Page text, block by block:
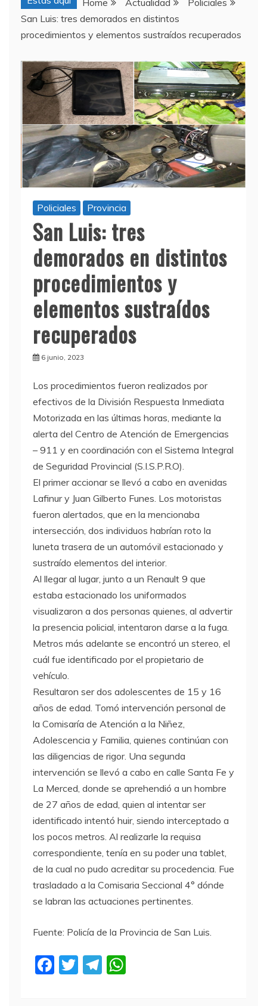
Home Actualidad
Policiales
San Luis: tres demorados en distintos
procedimientos y elementos sustraídos recuperados
Policiales Provincia
San Luis: tres
demorados en distintos
procedimientos y
elementos sustraídos
recuperados
6 junio, 2023
Los procedimientos fueron realizados por
efectivos de la División Respuesta Inmediata
Motorizada en las últimas horas, mediante la
alerta del Centro de Atención de Emergencias
– 911 y en coordinación con el Sistema Integral
de Seguridad Provincial (S.I.S.P.R.O).
El primer accionar se llevó a cabo en avenidas
Lafinur y Juan Gilberto Funes. Los motoristas
fueron alertados, que en la mencionaba
intersección, dos individuos habrían roto la
luneta trasera de un automóvil estacionado y
sustraído elementos del interior.
Al llegar al lugar, junto a un Renault 9 que
estaba estacionado los uniformados
visualizaron a dos personas quienes, al advertir
la presencia policial, intentaron darse a la fuga.
Metros más adelante se encontró un stereo, el
cuál fue identificado por el propietario de
vehículo.
Resultaron ser dos adolescentes de 15 y 16
años de edad. Tomó intervención personal de
la Comisaría de Atención a la Niñez,
Adolescencia y Familia, quienes continúan con
las diligencias de rigor. Una segunda
intervención se llevó a cabo en calle Santa Fe y
La Merced, donde se aprehendió a un hombre
de 27 años de edad, quien al intentar ser
identificado intentó huir, siendo interceptado a
los pocos metros. Al realizarle la requisa
correspondiente, tenía en su poder una tablet,
de la cual no pudo acreditar su procedencia. Fue
trasladado a la Comisaria Seccional 4° dónde
se labran las actuaciones pertinentes.
Fuente: Policía de la Provincia de San Luis.
F
T
T